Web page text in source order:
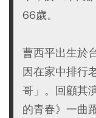
66歲。
曹西平出生於
因在家中排行
哥」。回顧其
的青春》一曲